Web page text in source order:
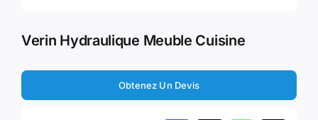
Verin Hydraulique Meuble Cuisine
Obtenez Un Devis